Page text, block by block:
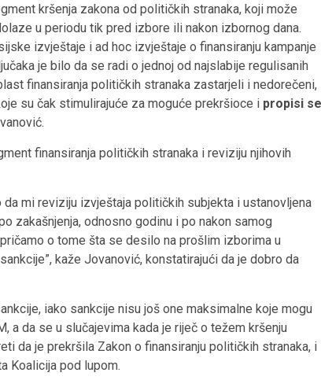
kršenja zakona od političkih stranaka, koji može
u periodu tik pred izbore ili nakon izbornog dana.
izvještaje i ad hoc izvještaje o finansiranju kampanje
je bilo da se radi o jednoj od najslabije regulisanih
finansiranja političkih stranaka zastarjeli i nedorečeni,
su čak stimulirajuće za moguće prekršioce i propisi se
finansiranja političkih stranaka i reviziju njihovih
mi reviziju izvještaja političkih subjekta i ustanovljena
zakašnjenja, odnosno godinu i po nakon samog
o tome šta se desilo na prošlim izborima u
kaže Jovanović, konstatirajući da je dobro da
iako sankcije nisu još one maksimalne koje mogu
a da se u slučajevima kada je riječ o težem kršenju
da je prekršila Zakon o finansiranju političkih stranaka, i
Koalicija pod lupom.